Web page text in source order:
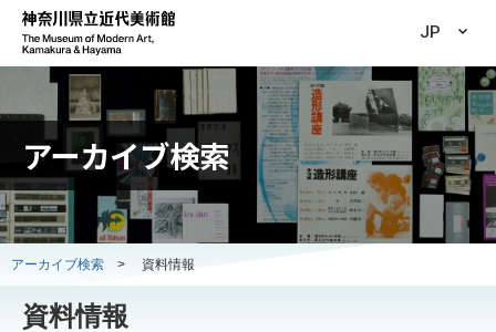
JP
アーカイブ検索
アーカイブ検索 > 資料情報
資料情報